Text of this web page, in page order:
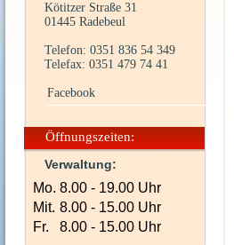
Kötitzer Straße 31
01445 Radebeul
Telefon: 0351 836 54 349
Telefax: 0351 479 74 41
Facebook
Öffnungszeiten:
Verwaltung:
Mo. 8.00 - 19.00 Uhr
Mit. 8.00 - 15.00 Uhr
Fr.
8.00 - 15.00 Uhr